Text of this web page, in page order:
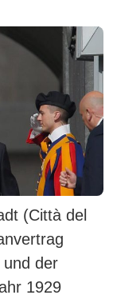
(Città del
und der
1929